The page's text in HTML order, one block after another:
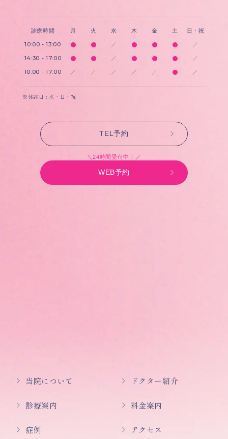
診療時間 月 火 水 木 金 土 日・祝
10:00 - 13:00 ／ ／
14:30 - 17:00 ／ ／
10:00 - 17:00 ／ ／ ／ ／ ／ ／
※休診日 : 水・日・祝
TEL予約
＼24時間受付中！／
WEB予約
当院について ドクター紹介
診療案内 料金案内
症例 アクセス